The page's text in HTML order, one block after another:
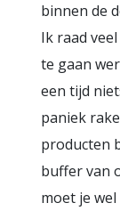
binnen de
Ik raad
te gaan
een tijd
paniek
producten
buffer van
moet je